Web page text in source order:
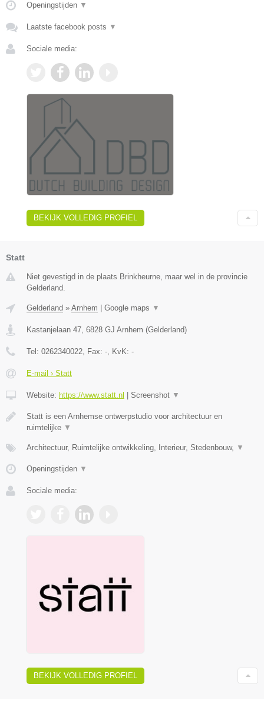
Openingstijden ▼
Laatste facebook posts ▼
Sociale media:
BEKIJK VOLLEDIG PROFIEL
Statt
Niet gevestigd in de plaats Brinkheurne, maar wel in de provincie
Gelderland.
Gelderland » Arnhem Google maps ▼
Kastanjelaan 47, 6828 GJ Arnhem (Gelderland)
Tel: 0262340022, Fax: -, KvK: -
E-mail › Statt
Website: https://www.statt.nl Screenshot ▼
Statt is een Arnhemse ontwerpstudio voor architectuur en
ruimtelijke ▼
Architectuur, Ruimtelijke ontwikkeling, Interieur, Stedenbouw, ▼
Openingstijden ▼
Sociale media:
BEKIJK VOLLEDIG PROFIEL